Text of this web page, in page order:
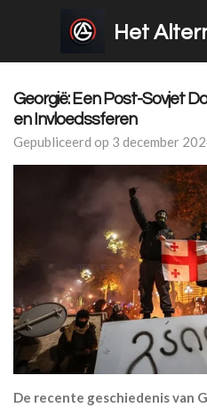
hoofdinhoud
Het
Georgië: Een Post-Sovjet
en Invloedssferen
Gepubliceerd op 3 december
De recente geschiedenis van